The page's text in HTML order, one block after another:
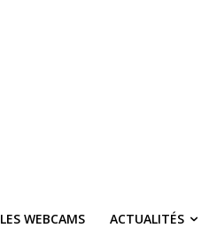
LES WEBCAMS ACTUALITÉS